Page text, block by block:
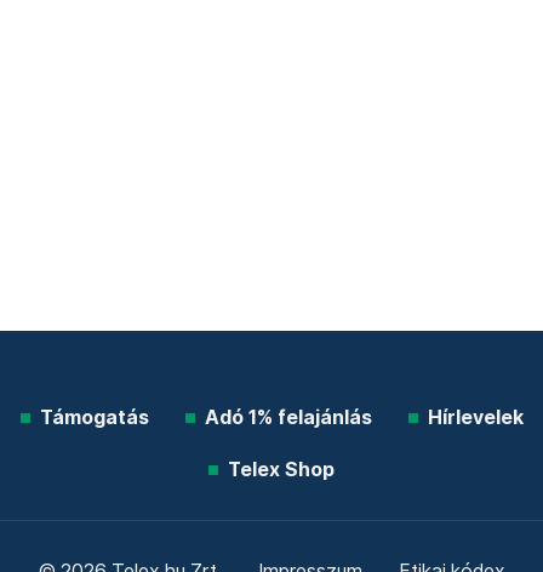
Támogatás Adó 1% felajánlás Hírlevelek
Telex Shop